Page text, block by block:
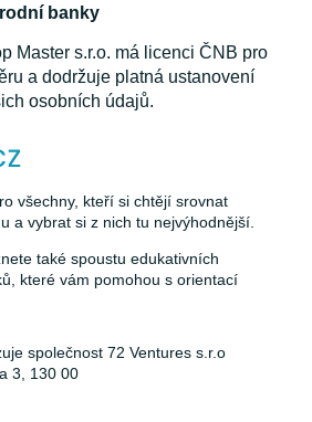
banky
Master s.r.o. má licenci ČNB pro
a dodržuje platná ustanovení
osobních údajů.
všechny, kteří si chtějí srovnat
a vybrat si z nich tu nejvýhodnější.
také spoustu edukativních
které vám pomohou s orientací
společnost 72 Ventures s.r.o
3, 130 00